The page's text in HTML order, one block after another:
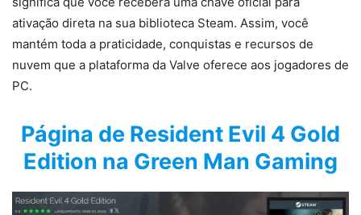
ativação direta na sua biblioteca Steam. Assim, você
mantém toda a praticidade, conquistas e recursos de
nuvem que a plataforma da Valve oferece aos jogadores de
PC.
Página de Resident Evil 4 Gold
Edition na Green Man Gaming